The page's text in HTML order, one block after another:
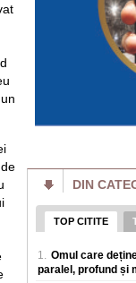
Încă un motiv de
primele virusuri
extinția speciei
Oamenii de
data inteligența
in natura, o
Calul orb care
concurează
alfabetului Braille
care concureaza
Elon Musk vrea
ce companie a
SpaceX a decis
inteligența
iar planul nu se
DIN
TOP CITITE
1. Omul care
paralel, profund și